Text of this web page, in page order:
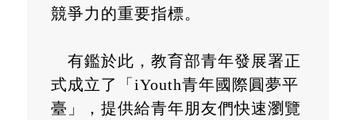
競爭力的重要指標。
有鑑於此，教育部青年發展署正
式成立了「iYouth青年國際圓夢平
臺」，提供給青年朋友們快速瀏覽